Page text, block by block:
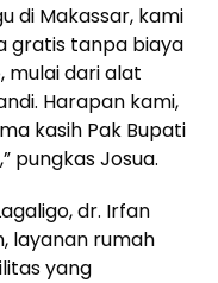
di Makassar, kami
gratis tanpa biaya
mulai dari alat
Harapan kami,
kasih Pak Bupati
pungkas Josua.
dr. Irfan
layanan rumah
yang